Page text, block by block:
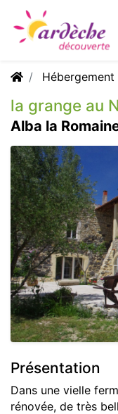
Hébergement
la grange au
Alba la
Présentation
Dans une vielle
rénovée, de très